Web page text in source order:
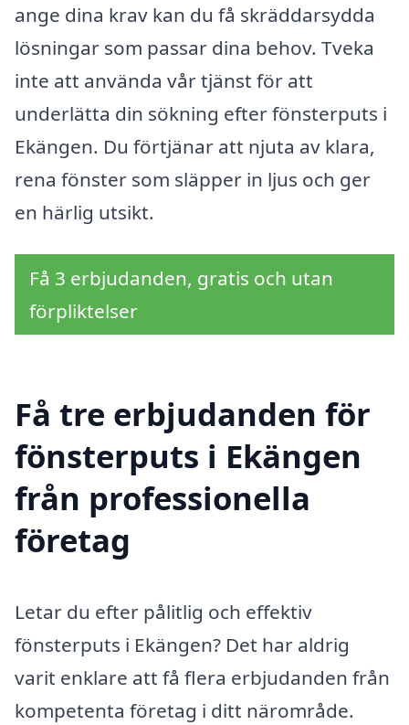
ange dina krav kan du få skräddarsydda
lösningar som passar dina behov. Tveka
inte att använda vår tjänst för att
underlätta din sökning efter fönsterputs i
Ekängen. Du förtjänar att njuta av klara,
rena fönster som släpper in ljus och ger
en härlig utsikt.
Få 3 erbjudanden, gratis och utan
förpliktelser
Få tre erbjudanden för
fönsterputs i Ekängen
från professionella
företag
Letar du efter pålitlig och effektiv
fönsterputs i Ekängen? Det har aldrig
varit enklare att få flera erbjudanden från
kompetenta företag i ditt närområde.